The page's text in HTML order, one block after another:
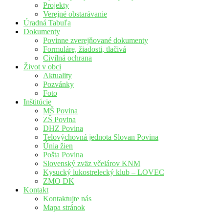
Projekty
Verejné obstarávanie
Úradná Tabuľa
Dokumenty
Povinne zverejňované dokumenty
Formuláre, žiadosti, tlačivá
Civilná ochrana
Život v obci
Aktuality
Pozvánky
Foto
Inštitúcie
MŠ Povina
ZŠ Povina
DHZ Povina
Telovýchovná jednota Slovan Povina
Únia žien
Pošta Povina
Slovenský zväz včelárov KNM
Kysucký lukostrelecký klub – LOVEC
ZMO DK
Kontakt
Kontaktujte nás
Mapa stránok